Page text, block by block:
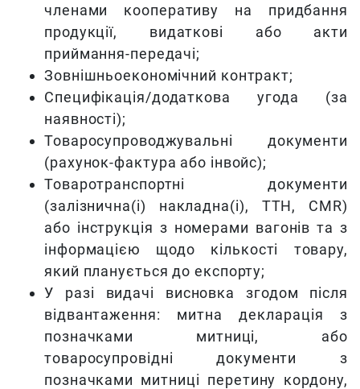
членами кооперативу на придбання
продукції, видаткові або акти
приймання-передачі;
Зовнішньоекономічний контракт;
Специфікація/додаткова угода (за
наявності);
Товаросупроводжувальні документи
(рахунок-фактура або інвойс);
Товаротранспортні документи
(залізнична(і) накладна(і), ТТН, CMR)
або інструкція з номерами вагонів та з
інформацією щодо кількості товару,
який планується до експорту;
У разі видачі висновка згодом після
відвантаження: митна декларація з
позначками митниці, або
товаросупровідні документи з
позначками митниці перетину кордону,